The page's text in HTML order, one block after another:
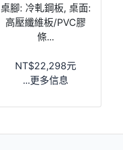
桌腳: 冷軋鋼板, 桌面:
高壓纖維板/PVC膠
條...
NT$22,298元
...更多信息